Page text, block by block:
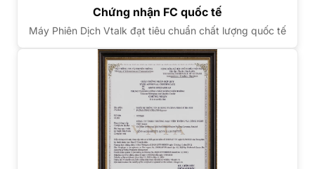
Chứng nhận FC quốc tế
Máy Phiên Dịch Vtalk đạt tiêu chuẩn chất lượng quốc tế